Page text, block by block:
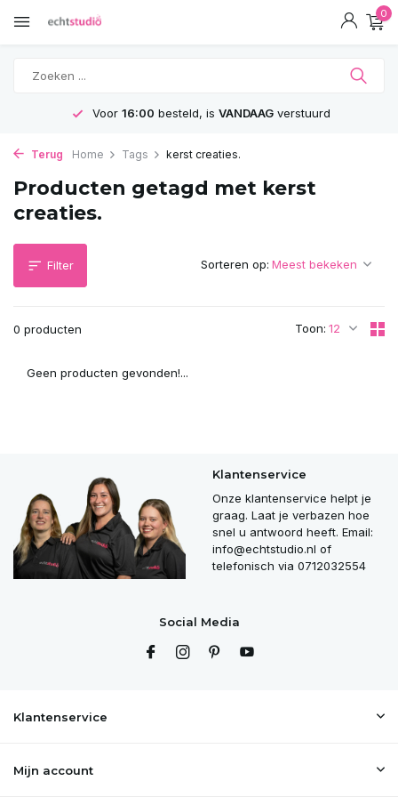
0
Voor 16:00 besteld, is VANDAAGverstuurd
Terug Home Tags kerst creaties.
Producten getagd met kerst
creaties.
Filter
0 producten Toon:
Sorteren op:
Geen producten gevonden!...
Klantenservice
Onze klantenservice helpt je
graag. Laat je verbazen hoe
snel u antwoord heeft. Email:
info@echtstudio.nl of
telefonisch via 0712032554
Social Media
Klantenservice
Mijn account